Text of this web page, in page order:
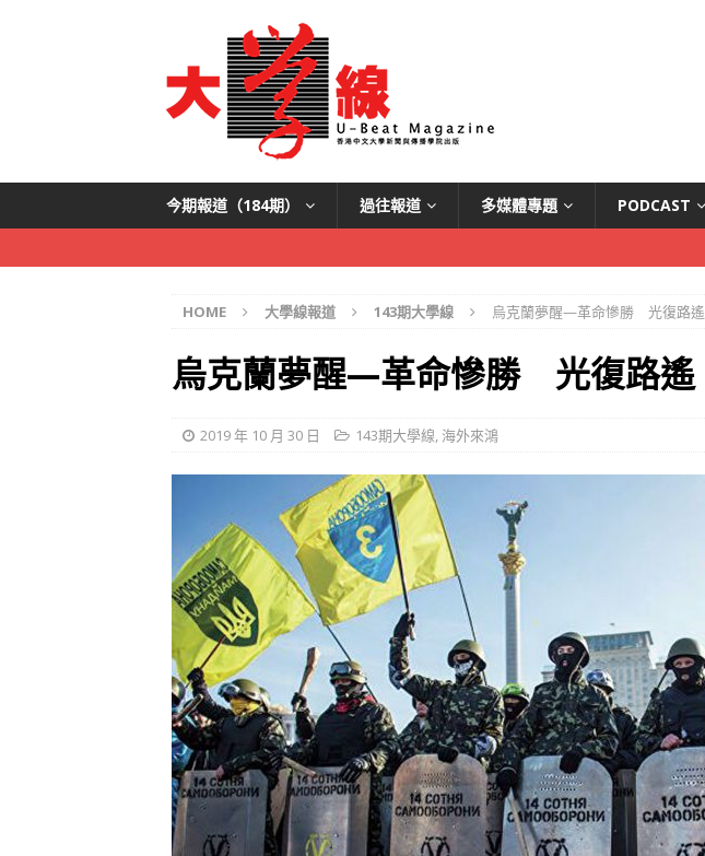
今期報道（184期） 過往報道 多媒體專題 PODCAST
HOME 大學線報道 143期大學線 烏克蘭夢醒—革命慘勝 光復路遙
烏克蘭夢醒—革命慘勝 光復路遙
2019 年 10 月 30 日 143期大學線, 海外來鴻